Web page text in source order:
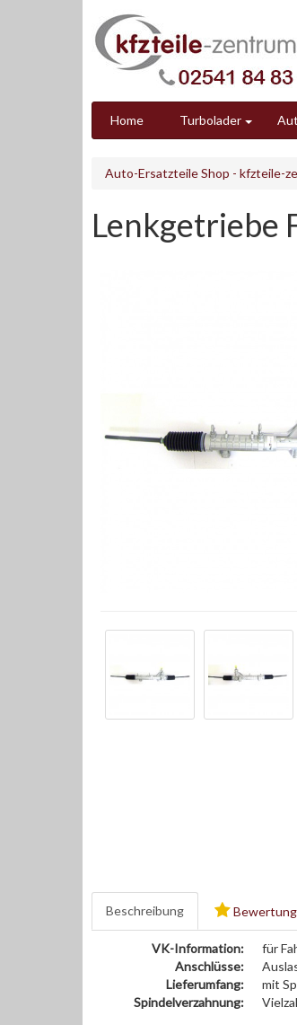
Home Turbolader
Auto-Ersatzteile Shop - kfzteile-
Lenkgetriebe
Beschreibung
VK-Information:
für
Anschlüsse:
Lieferumfang:
mit
Spindelverzahnung: